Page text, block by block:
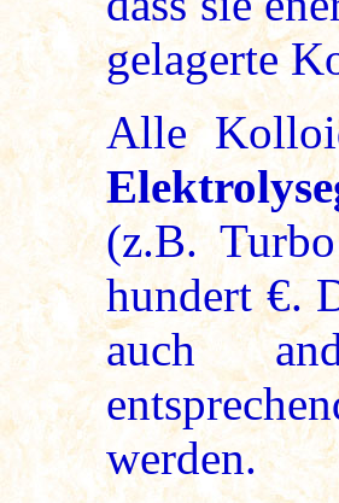
gelagerte
Alle
(z.B.
hundert €.
auch
werden.